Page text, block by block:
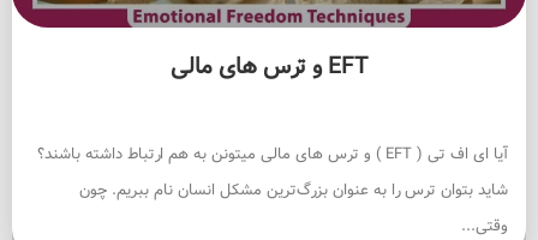
EFT و ترس های مالی
آیا ای اف تی ( EFT ) و ترس های مالی میتونن به هم ارتباط داشته باشند؟
شاید بتوان ترس را به عنوان بزرگ‌ترین مشکل انسان نام ببریم. چون
وقتی...